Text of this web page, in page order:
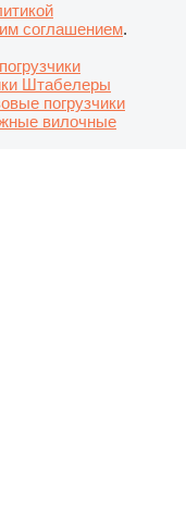
соглашением.
Штабелеры
погрузчики
вилочные